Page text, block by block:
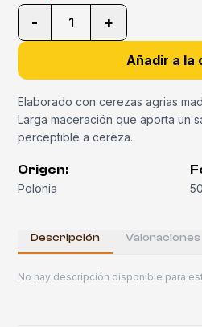
- 1 +
Añadir a la
Elaborado con cerezas agrias
Larga maceración que aporta un
perceptible a cereza.
Origen:
Polonia 50
Descripción Valoraciones
No hay descripción disponible para